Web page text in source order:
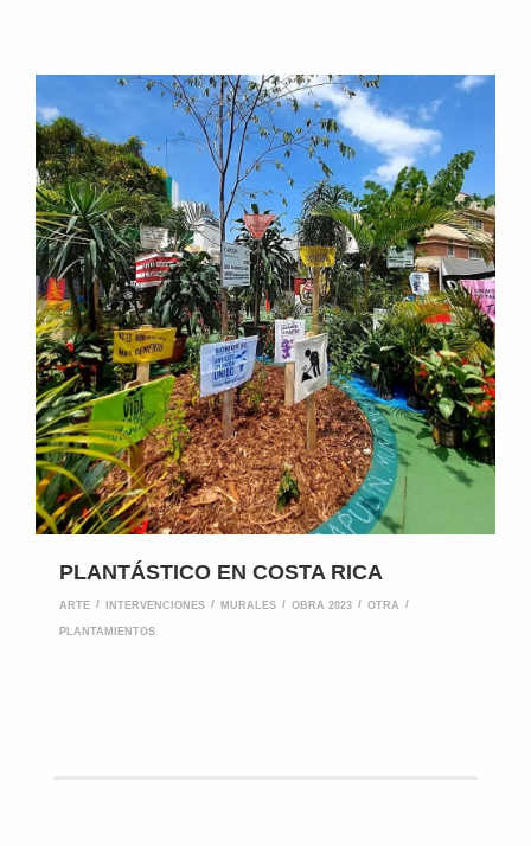
PLANTÁSTICO EN COSTA RICA
ARTE INTERVENCIONES MURALES OBRA 2023 OTRA
PLANTAMIENTOS